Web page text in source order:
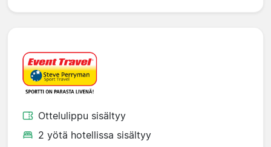
Ottelulippu sisältyy
2 yötä hotellissa sisältyy